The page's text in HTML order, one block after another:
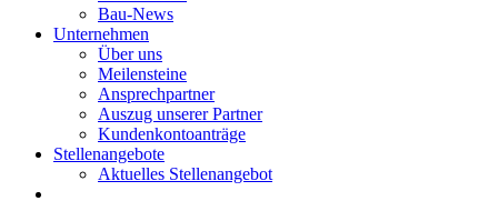
Bau-News
Unternehmen
Über uns
Meilensteine
Ansprechpartner
Auszug unserer Partner
Kundenkontoanträge
Stellenangebote
Aktuelles Stellenangebot